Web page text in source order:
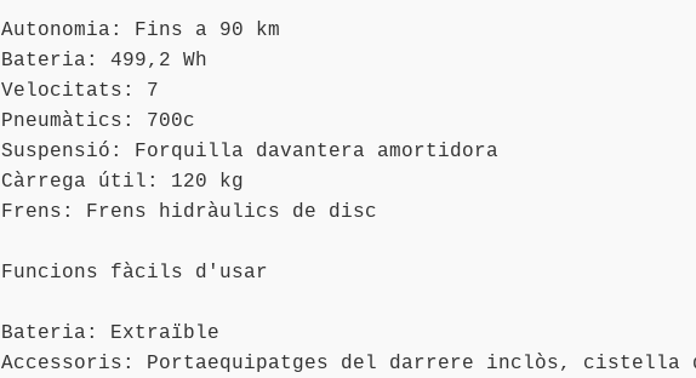
Autonomia: Fins a 90 km
Bateria: 499,2 Wh
Velocitats: 7
Pneumàtics: 700c
Suspensió: Forquilla davantera amortidora
Càrrega útil: 120 kg
Frens: Frens hidràulics de disc
Funcions fàcils d'usar
Bateria: Extraïble
Accessoris: Portaequipatges del darrere inclòs, cistella